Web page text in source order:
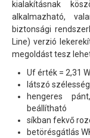
Szolgáltatásaink
Árajánlatkérés
Tanácsok,
kialakításnak
alkalmazható,
biztonsági
Line) verzió
megoldást tesz
Uf érték = 2,31
látszó
hengeres
beállítható
síkban fekvő
betörésgátlás